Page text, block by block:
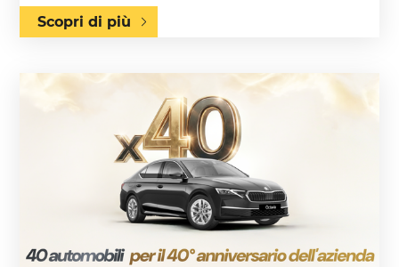
Scopri di più